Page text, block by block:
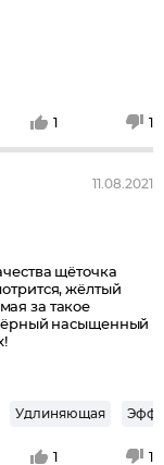
1 1
11.08.2021
щёточка
жёлтый
за такое
насыщенный
Удлиняющая
1 1